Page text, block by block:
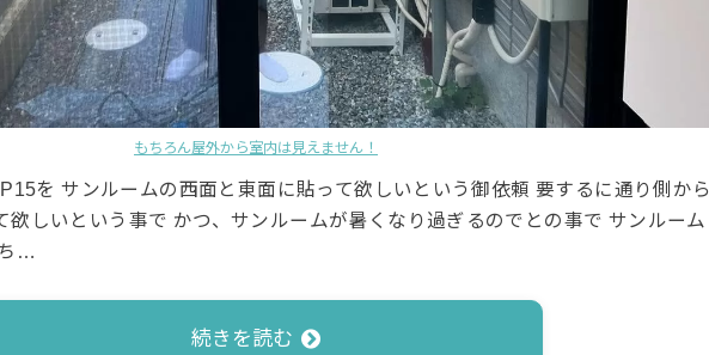
もちろん屋外から室内は見えません！
を サンルームの西面と東面に貼って欲しいという御依頼 要するに通り側から
欲しいという事で かつ、サンルームが暑くなり過ぎるのでとの事で サンルーム
…
続きを読む